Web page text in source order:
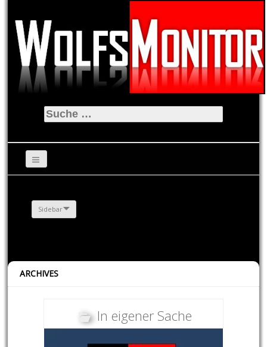
Suche
nach:
Sidebar
ARCHIVES
In eigener Sache